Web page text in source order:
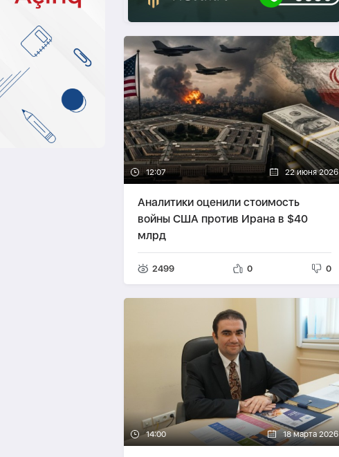
12:07 22 июня 2026
Аналитики оценили стоимость
войны США против Ирана в $40
млрд
2499 0 0
14:00 18 марта 2026